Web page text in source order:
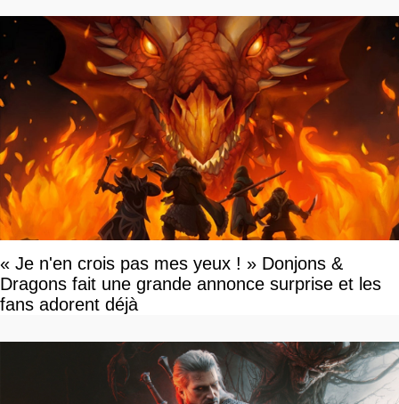
« Je n'en crois pas mes yeux ! » Donjons &
Dragons fait une grande annonce surprise et les
fans adorent déjà